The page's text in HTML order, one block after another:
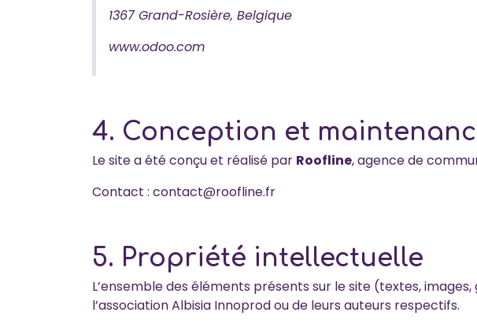
1367 Grand-Rosière, Belgique
www.odoo.com
4. Conception et
Le site a été conçu et réalisé par Roofline, agence de
Contact : contact@roofline.fr
5. Propriété intellectuelle
L’ensemble des éléments présents sur le site (textes,
l’association Albisia Innoprod ou de leurs auteurs respectifs.